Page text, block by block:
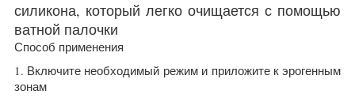
силикона, который легко очищается с помощью
ватной палочки
Способ применения
1. Включите необходимый режим и приложите к эрогенным
зонам